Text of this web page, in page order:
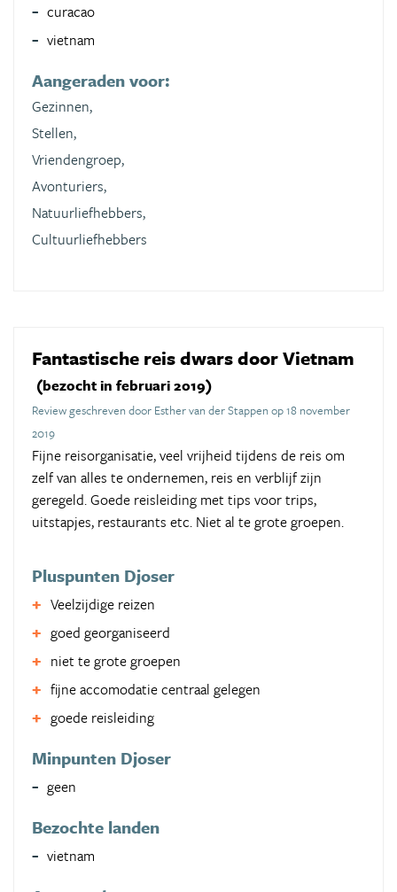
curacao
vietnam
Aangeraden voor:
Gezinnen,
Stellen,
Vriendengroep,
Avonturiers,
Natuurliefhebbers,
Cultuurliefhebbers
Fantastische reis dwars door Vietnam
(bezocht in februari 2019)
Review geschreven door Esther van der Stappen op 18 november
2019
Fijne reisorganisatie, veel vrijheid tijdens de reis om
zelf van alles te ondernemen, reis en verblijf zijn
geregeld. Goede reisleiding met tips voor trips,
uitstapjes, restaurants etc. Niet al te grote groepen.
Pluspunten Djoser
Veelzijdige reizen
goed georganiseerd
niet te grote groepen
fijne accomodatie centraal gelegen
goede reisleiding
Minpunten Djoser
geen
Bezochte landen
vietnam